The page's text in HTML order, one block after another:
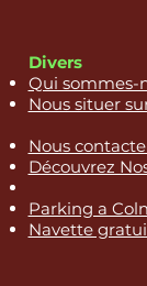
Divers
Qui sommes-
Nous situer
Nous
Découvrez
Parking a
Navette